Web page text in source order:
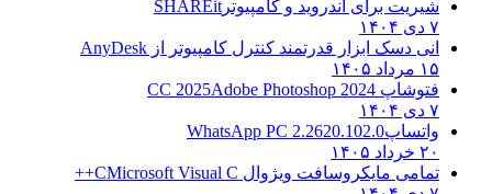
شیریت برای اندروید و کامپیوتر SHAREit
۷ دی ۱۴۰۴
انی دسک ابزار قدرتمند کنترل کامپیوتر از AnyDesk
۱۵ مرداد ۱۴۰۵
فتوشاپ CC 2025 Adobe Photoshop 2024
۷ دی ۱۴۰۴
واتساپWhatsApp PC 2.2620.102.0
۲۰ خرداد ۱۴۰۵
تمامی مایکروسافت ویژوال C Microsoft Visual C++